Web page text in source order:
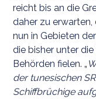
reicht bis an die
daher zu
nun in Gebieten
die bisher unter
Behörden fielen. „
der tunesischen
Schiffbrüchige